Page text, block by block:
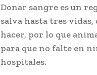
Donar sangre es un
salva hasta tres vidas,
hacer, por lo que
para que no falte en
hospitales.